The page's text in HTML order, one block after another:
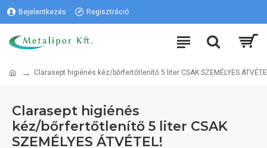
Bejelentkezés Regisztráció
Clarasept higiénés kéz/bőrfertőtlenítő 5 liter CSAK SZEMÉLYES
Clarasept higiénés
kéz/bőrfertőtlenítő 5 liter CSAK
SZEMÉLYES ÁTVÉTEL!